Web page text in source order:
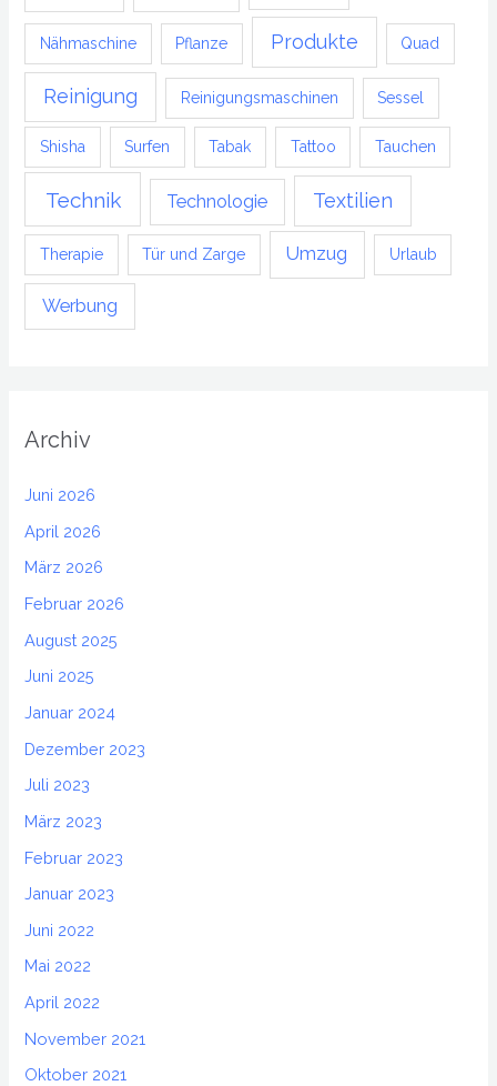
Nähmaschine Pflanze Produkte Quad
Reinigung Reinigungsmaschinen Sessel
Shisha Surfen Tabak Tattoo Tauchen
Technik Technologie Textilien
Therapie Tür und Zarge Umzug Urlaub
Werbung
Archiv
Juni 2026
April 2026
März 2026
Februar 2026
August 2025
Juni 2025
Januar 2024
Dezember 2023
Juli 2023
März 2023
Februar 2023
Januar 2023
Juni 2022
Mai 2022
April 2022
November 2021
Oktober 2021